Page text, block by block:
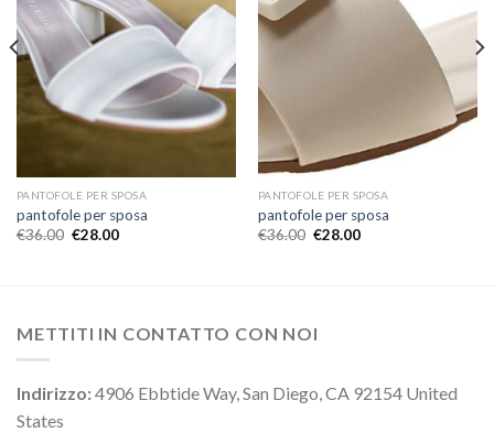
PANTOFOLE PER SPOSA
pantofole per sposa
€36.00 €28.00
PANTOFOLE PER SPOSA
pantofole per sposa
€36.00 €28.00
METTITI IN CONTATTO CON NOI
Indirizzo:4906 Ebbtide Way, San Diego, CA 92154 United
States